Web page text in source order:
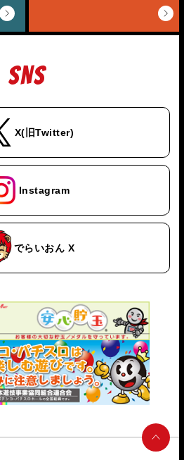
SNS
X(旧Twitter)
Instagram
でらいおん X